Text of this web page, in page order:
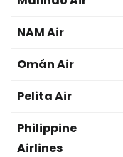
NAM Air
Omán Air
Pelita Air
Philippine
Airlines